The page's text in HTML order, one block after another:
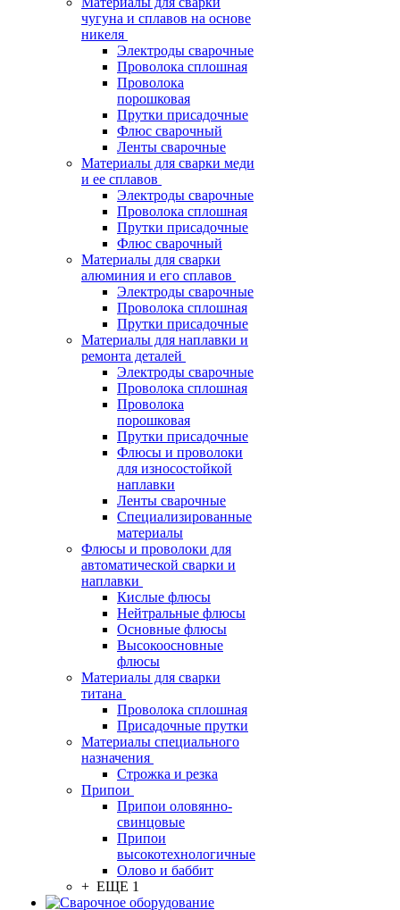
чугуна и сплавов на основе
никеля
Электроды сварочные
Проволока сплошная
Проволока
порошковая
Прутки присадочные
Флюс сварочный
Ленты сварочные
Материалы для сварки меди
и ее сплавов
Электроды сварочные
Проволока сплошная
Прутки присадочные
Флюс сварочный
Материалы для сварки
алюминия и его сплавов
Электроды сварочные
Проволока сплошная
Прутки присадочные
Материалы для наплавки и
ремонта деталей
Электроды сварочные
Проволока сплошная
Проволока
порошковая
Прутки присадочные
Флюсы и проволоки
для износостойкой
наплавки
Ленты сварочные
Специализированные
материалы
Флюсы и проволоки для
автоматической сварки и
наплавки
Кислые флюсы
Нейтральные флюсы
Основные флюсы
Высокоосновные
флюсы
Материалы для сварки
титана
Проволока сплошная
Присадочные прутки
Материалы специального
назначения
Строжка и резка
Припои
Припои оловянно-
свинцовые
Припои
высокотехнологичные
Олово и баббит
+ ЕЩЕ 1